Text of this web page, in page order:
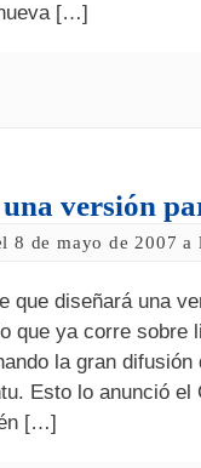
[…]
versión
8 de mayo de 2007 a
diseñará una
que ya corre sobre
la gran difusión
Esto lo anunció el
[…]